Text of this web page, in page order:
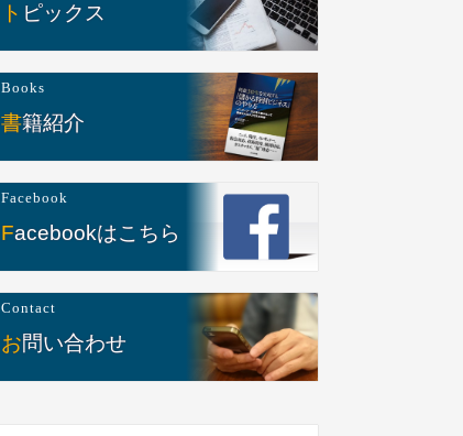
トピックス
Books
書籍紹介
Facebook
Facebookはこちら
Contact
お問い合わせ